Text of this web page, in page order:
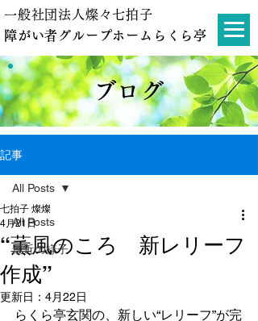
一般社団法人燦々七拍子
障がい者グループホームらくら亭
ブログ
記事
All Posts
最近の様子
All Posts
“薫風のころ 新レリーフ
作成”
七拍子 燦燦
4月21日
更新日： 4月22日
らくら亭玄関の、新しい“レリーフ”が完